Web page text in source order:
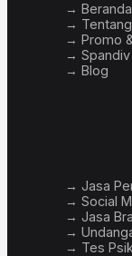
→ Beranda
→
→ Promo
→
→ Blog
→ Jasa
→ Social
→ Jasa
→
→ Tes